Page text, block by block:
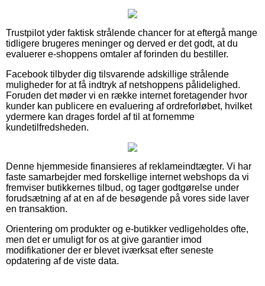
Trustpilot yder faktisk strålende chancer for at eftergå mange
tidligere brugeres meninger og derved er det godt, at du
evaluerer e-shoppens omtaler af forinden du bestiller.
Facebook tilbyder dig tilsvarende adskillige strålende
muligheder for at få indtryk af netshoppens pålidelighed.
Foruden det møder vi en række internet foretagender hvor
kunder kan publicere en evaluering af ordreforløbet, hvilket
ydermere kan drages fordel af til at fornemme
kundetilfredsheden.
Denne hjemmeside finansieres af reklameindtægter. Vi har
faste samarbejder med forskellige internet webshops da vi
fremviser butikkernes tilbud, og tager godtgørelse under
forudsætning af at en af de besøgende på vores side laver
en transaktion.
Orientering om produkter og e-butikker vedligeholdes ofte,
men det er umuligt for os at give garantier imod
modifikationer der er blevet iværksat efter seneste
opdatering af de viste data.